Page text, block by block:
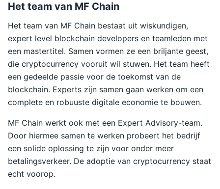
Het team van MF Chain
Het team van MF Chain bestaat uit wiskundigen,
expert level blockchain developers en teamleden met
een mastertitel. Samen vormen ze een briljante geest,
die cryptocurrency vooruit wil stuwen. Het team heeft
een gedeelde passie voor de toekomst van de
blockchain. Experts zijn samen gaan werken om een
complete en robuuste digitale economie te bouwen.
MF Chain werkt ook met een Expert Advisory-team.
Door hiermee samen te werken probeert het bedrijf
een solide oplossing te zijn voor onder meer
betalingsverkeer. De adoptie van cryptocurrency staat
echt voorop.